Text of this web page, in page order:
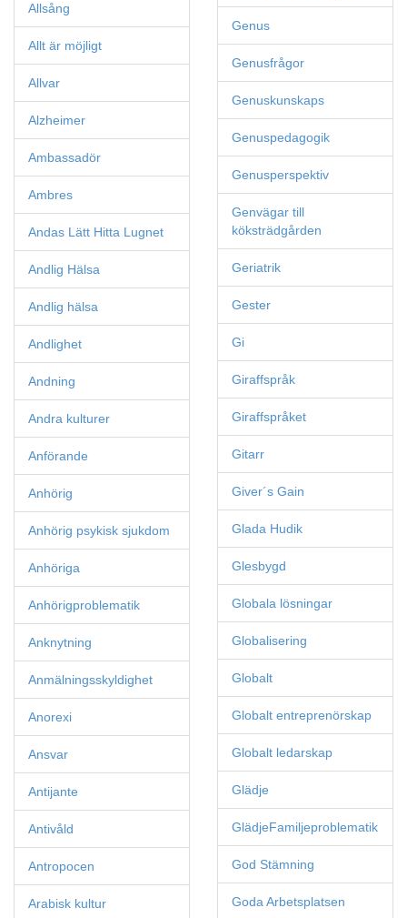
Allsång
Allt är möjligt
Allvar
Alzheimer
Ambassadör
Ambres
Andas Lätt Hitta Lugnet
Andlig Hälsa
Andlig hälsa
Andlighet
Andning
Andra kulturer
Anförande
Anhörig
Anhörig psykisk sjukdom
Anhöriga
Anhörigproblematik
Anknytning
Anmälningsskyldighet
Anorexi
Ansvar
Antijante
Antivåld
Antropocen
Arabisk kultur
Genus
Genusfrågor
Genuskunskaps
Genuspedagogik
Genusperspektiv
Genvägar till
köksträdgården
Geriatrik
Gester
Gi
Giraffspråk
Giraffspråket
Gitarr
Giver´s Gain
Glada Hudik
Glesbygd
Globala lösningar
Globalisering
Globalt
Globalt entreprenörskap
Globalt ledarskap
Glädje
GlädjeFamiljeproblematik
God Stämning
Goda Arbetsplatsen